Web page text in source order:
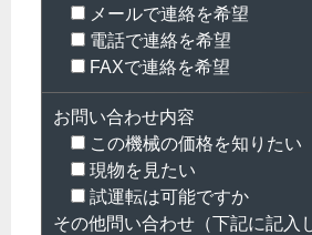
メールで連絡を希望
電話で連絡を希望
FAXで連絡を希望
お問い合わせ内容
この機械の価格を知りたい
現物を見たい
試運転は可能ですか
その他問い合わせ（下記に記入